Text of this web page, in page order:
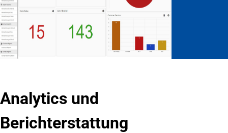
Analytics und
Berichterstattung